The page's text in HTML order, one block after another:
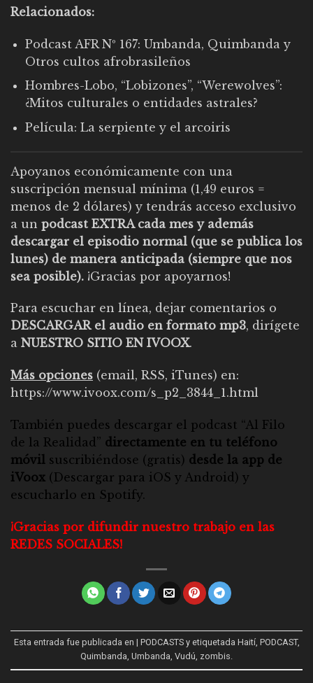
Relacionados:
Podcast AFR Nº 167: Umbanda, Quimbanda y
Otros cultos afrobrasileños
Hombres-Lobo, “Lobizones”, “Werewolves”:
¿Mitos culturales o entidades astrales?
Película: La serpiente y el arcoiris
Apoyanos económicamente con una
suscripción mensual mínima (1,49 euros =
menos de 2 dólares) y tendrás acceso exclusivo
a un podcast EXTRA cada mes y además
descargar el episodio normal (que se publica los
lunes) de manera anticipada (siempre que nos
sea posible). ¡Gracias por apoyarnos!
Para escuchar en línea, dejar comentarios o
DESCARGAR el audio en formato mp3, dirígete
a NUESTRO SITIO EN IVOOX.
Más opciones (email, RSS, iTunes) en:
https://www.ivoox.com/s_p2_3844_1.html
También puedes descargar el podcast “Al Filo
de la Realidad” directamente en tu teléfono
móvil suscribiéndose (gratis) desde la app de
iVoox (Descargar para iOS y Android ) y
escucharlo en Spotify.
¡Gracias por difundir nuestro trabajo en las
REDES SOCIALES!
Esta entrada fue publicada en | PODCASTSy etiquetada Haití, PODCAST,
Quimbanda, Umbanda, Vudú, zombis.